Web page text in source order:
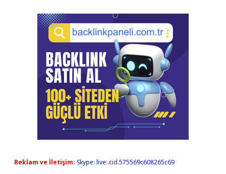
Reklam ve İletişim: Skype: live:.cid.575569c608265c69